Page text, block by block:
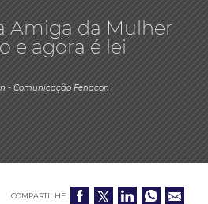
Amiga da Mulher
e agora é lei
- Comunicação Fenacon
COMPARTILHE